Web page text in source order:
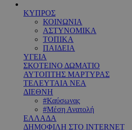
ΚΥΠΡΟΣ
ΚΟΙΝΩΝΙΑ
ΑΣΤΥΝΟΜΙΚΑ
ΤΟΠΙΚΑ
ΠΑΙΔΕΙΑ
ΥΓΕΙΑ
ΣΚΟΤΕΙΝΟ ΔΩΜΑΤΙΟ
ΑΥΤΟΠΤΗΣ ΜΑΡΤΥΡΑΣ
ΤΕΛΕΥΤΑΙΑ ΝΕΑ
ΔΙΕΘΝΗ
#Καύσωνας
#Μέση Ανατολή
ΕΛΛΑΔΑ
ΔΗΜΟΦΙΛΗ ΣΤΟ INTERNET